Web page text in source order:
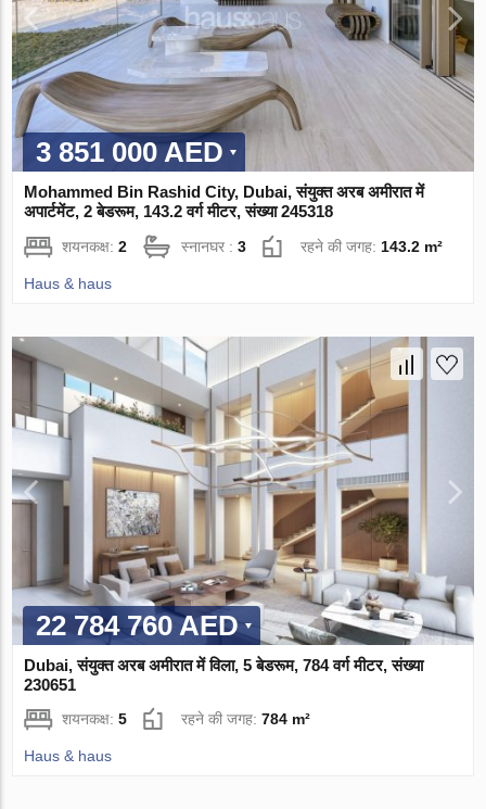
3 851 000 AED
Mohammed Bin Rashid City, Dubai, संयुक्त अरब अमीरात में
अपार्टमेंट, 2 बेडरूम, 143.2 वर्ग मीटर, संख्या 245318
शयनकक्ष:2 स्नानघर :3 रहने की जगह: 143.2 m²
Haus & haus
22 784 760 AED
Dubai, संयुक्त अरब अमीरात में विला, 5 बेडरूम, 784 वर्ग मीटर, संख्या
230651
शयनकक्ष:5 रहने की जगह:784 m²
Haus & haus